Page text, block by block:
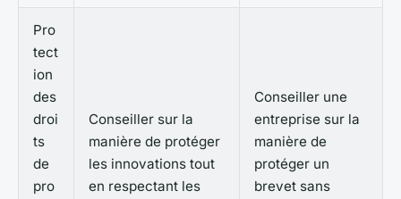
Pro
tect
ion
des
droi
ts
de
pro
Conseiller sur la
manière de protéger
les innovations tout
en respectant les
Conseiller une
entreprise sur la
manière de
protéger un
brevet sans